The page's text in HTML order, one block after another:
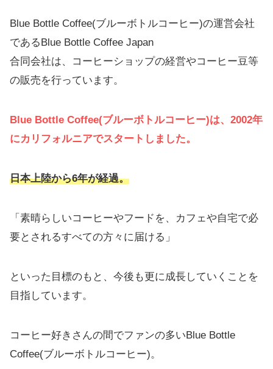
Blue Bottle Coffee(ブルーボトルコーヒー)の運営会社
であるBlue Bottle Coffee Japan
合同会社は、コーヒーショップの経営やコーヒー豆等
の販売を行っています。
Blue Bottle Coffee(ブルーボトルコーヒー)は、2002年
にカリフォルニアでスタートしました。
日本上陸から6年が経過。
「素晴らしいコーヒーやフードを、カフェや自宅で必
要とされるすべての方々に届ける」
といった目標のもと、今後も更に成長していくことを
目指しています。
コーヒー好きさんの間でファンの多いBlue Bottle
Coffee(ブルーボトルコーヒー)。